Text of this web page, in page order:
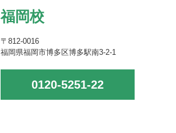
福岡校
〒812-0016
福岡県福岡市博多区博多駅南3-2-1
0120-5251-22